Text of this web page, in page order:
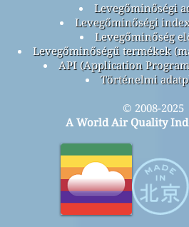
Levegőminőségi
Levegőminőségi
Levegőminőség
Levegőminőségű termékek
API (Application
Történelmi
© 2008-2025
A World Air Quality